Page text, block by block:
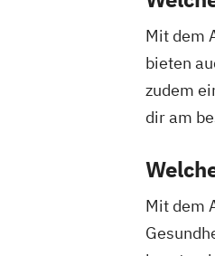
Mit dem
bieten
zudem
dir am
Mit dem